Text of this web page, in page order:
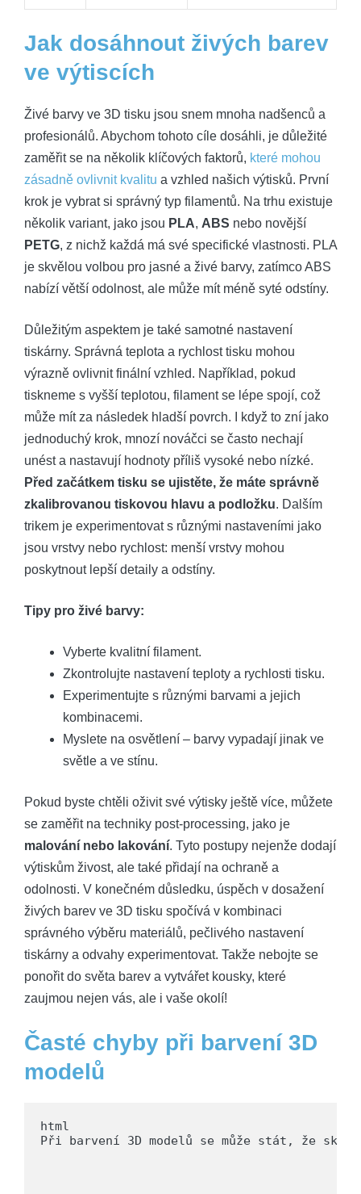
Jak dosáhnout živých barev
ve výtiscích
Živé barvy ve 3D tisku jsou snem mnoha nadšenců a
profesionálů. Abychom tohoto cíle dosáhli, je důležité
zaměřit se na několik klíčových faktorů, které mohou
zásadně ovlivnit kvalitu a vzhled našich výtisků. První
krok je vybrat si správný typ filamentů. Na trhu existuje
několik variant, jako jsou PLA, ABS nebo novější
PETG, z nichž každá má své specifické vlastnosti. PLA
je skvělou volbou pro jasné a živé barvy, zatímco ABS
nabízí větší odolnost, ale může mít méně syté odstíny.
Důležitým aspektem je také samotné nastavení
tiskárny. Správná teplota a rychlost tisku mohou
výrazně ovlivnit finální vzhled. Například, pokud
tiskneme s vyšší teplotou, filament se lépe spojí, což
může mít za následek hladší povrch. I když to zní jako
jednoduchý krok, mnozí nováčci se často nechají
unést a nastavují hodnoty příliš vysoké nebo nízké.
Před začátkem tisku se ujistěte, že máte správně
zkalibrovanou tiskovou hlavu a podložku. Dalším
trikem je experimentovat s různými nastaveními jako
jsou vrstvy nebo rychlost: menší vrstvy mohou
poskytnout lepší detaily a odstíny.
Tipy pro živé barvy:
Vyberte kvalitní filament.
Zkontrolujte nastavení teploty a rychlosti tisku.
Experimentujte s různými barvami a jejich
kombinacemi.
Myslete na osvětlení – barvy vypadají jinak ve
světle a ve stínu.
Pokud byste chtěli oživit své výtisky ještě více, můžete
se zaměřit na techniky post-processing, jako je
malování nebo lakování. Tyto postupy nejenže dodají
výtiskům živost, ale také přidají na ochraně a
odolnosti. V konečném důsledku, úspěch v dosažení
živých barev ve 3D tisku spočívá v kombinaci
správného výběru materiálů, pečlivého nastavení
tiskárny a odvahy experimentovat. Takže nebojte se
ponořit do světa barev a vytvářet kousky, které
zaujmou nejen vás, ale i vaše okolí!
Časté chyby při barvení 3D
modelů
Při barvení 3D modelů se může stát, že